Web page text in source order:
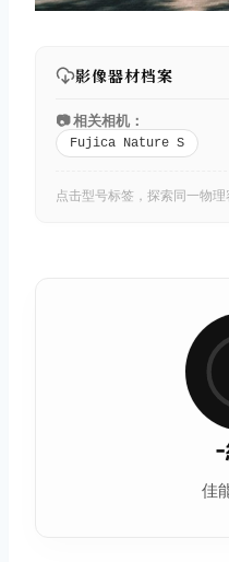
影像器材档案
📷 相关相机：
Fujica Nature S
点击型号标签，探索同一物理
-
佳